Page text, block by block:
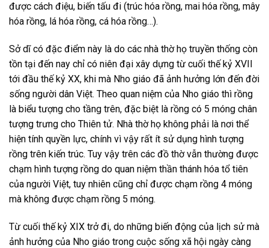
được cách điệu, biến tấu đi (trúc hóa rồng, mai hóa rồng, mây
hóa rồng, lá hóa rồng, cá hóa rồng…).
Sở dĩ có đặc điểm này là do các nhà thờ họ truyền thống còn
tồn tại đến nay chỉ có niên đại xây dựng từ cuối thế kỷ XVII
tới đầu thế kỷ XX, khi mà Nho giáo đã ảnh hưởng lớn đến đời
sống người dân Việt. Theo quan niệm của Nho giáo thì rồng
là biểu tượng cho tầng trên, đặc biệt là rồng có 5 móng chân
tượng trưng cho Thiên tử. Nhà thờ họ không phải là nơi thể
hiện tính quyền lực, chính vì vậy rất ít sử dụng hình tượng
rồng trên kiến trúc. Tuy vậy trên các đồ thờ vẫn thường được
chạm hình tượng rồng do quan niệm thần thánh hóa tổ tiên
của người Việt, tuy nhiên cũng chỉ được chạm rồng 4 móng
mà không được chạm rồng 5 móng.
Từ cuối thế kỷ XIX trở đi, do những biến động của lịch sử mà
ảnh hưởng của Nho giáo trong cuộc sống xã hội ngày càng